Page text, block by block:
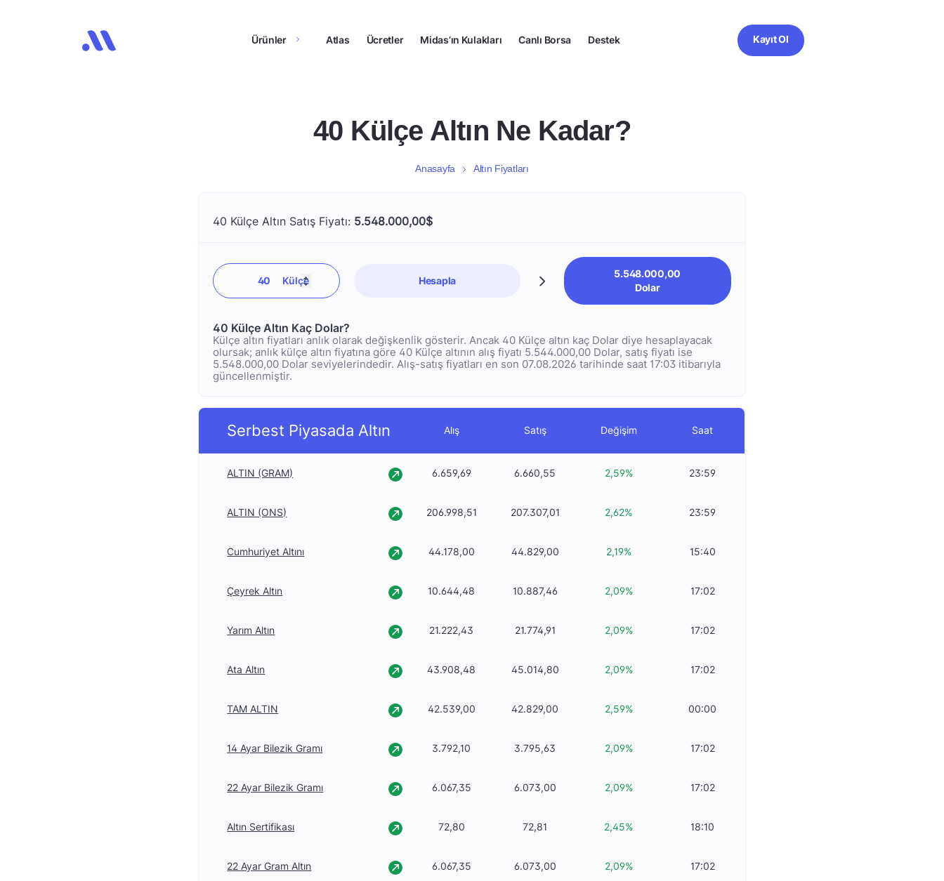
Ürünler Atlas Ücretler Midas’ın Kulakları Canlı Borsa Destek Kayıt Ol
40 Külçe Altın Ne Kadar?
Anasayfa Altın Fiyatları
40 Külçe Altın Satış Fiyatı: 5.548.000,00$
Hesapla
5.548.000,00
Dolar
40 Külçe Altın Kaç Dolar?
Külçe altın fiyatları anlık olarak değişkenlik gösterir. Ancak 40 Külçe altın kaç Dolar diye hesaplayacak
olursak; anlık külçe altın fiyatına göre 40 Külçe altının alış fiyatı 5.544.000,00 Dolar, satış fiyatı ise
5.548.000,00 Dolar seviyelerindedir. Alış-satış fiyatları en son 07.08.2026 tarihinde saat 17:03 itibarıyla
güncellenmiştir.
Serbest Piyasada Altın Alış Satış Değişim Saat
ALTIN (GRAM) 6.659,69 6.660,55 2,59% 23:59
ALTIN (ONS) 206.998,51 207.307,01 2,62% 23:59
Cumhuriyet Altını 44.178,00 44.829,00 2,19% 15:40
Çeyrek Altın 10.644,48 10.887,46 2,09% 17:02
Yarım Altın 21.222,43 21.774,91 2,09% 17:02
Ata Altın 43.908,48 45.014,80 2,09% 17:02
TAM ALTIN 42.539,00 42.829,00 2,59% 00:00
14 Ayar Bilezik Gramı 3.792,10 3.795,63 2,09% 17:02
22 Ayar Bilezik Gramı 6.067,35 6.073,00 2,09% 17:02
Altın Sertifikası 72,80 72,81 2,45% 18:10
22 Ayar Gram Altın 6.067,35 6.073,00 2,09% 17:02